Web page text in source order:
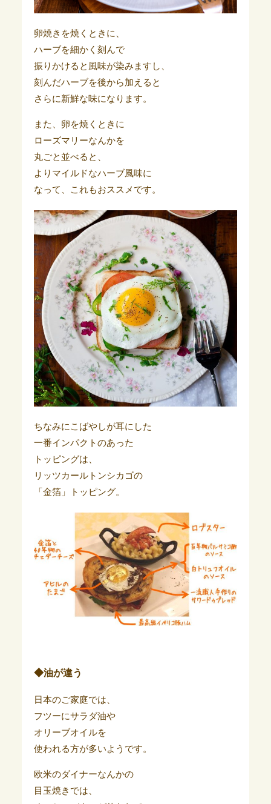
卵焼きを焼くときに、
ハーブを細かく刻んで
振りかけると風味が染みますし、
刻んだハーブを後から加えると
さらに新鮮な味になります。
また、卵を焼くときに
ローズマリーなんかを
丸ごと並べると、
よりマイルドなハーブ風味に
なって、これもおススメです。
ちなみにこばやしが耳にした
一番インパクトのあった
トッピングは、
リッツカールトンシカゴの
「金箔」トッピング。
◆油が違う
日本のご家庭では、
フツーにサラダ油や
オリーブオイルを
使われる方が多いようです。
欧米のダイナーなんかの
目玉焼きでは、